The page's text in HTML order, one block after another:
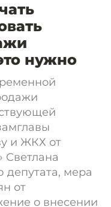
нужно
и ЖКХ от
Светлана
мера
от
о внесении